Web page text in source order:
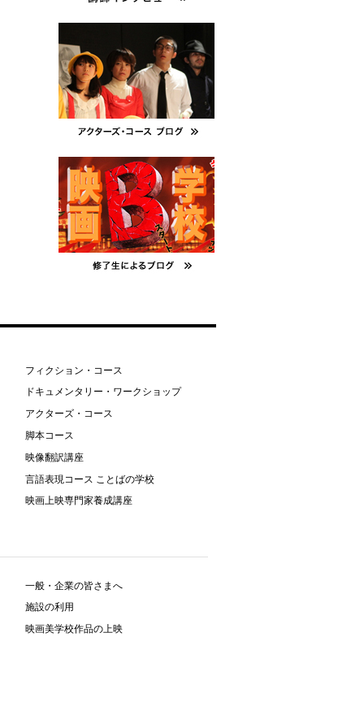
フィクション・コース
ドキュメンタリー・ワークショップ
アクターズ・コース
脚本コース
映像翻訳講座
言語表現コース ことばの学校
映画上映専門家養成講座
一般・企業の皆さまへ
施設の利用
映画美学校作品の上映